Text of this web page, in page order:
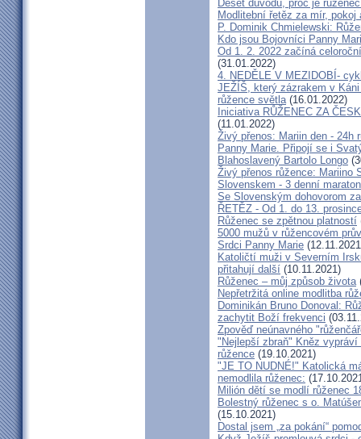
Deset důvodů, proč je
Modlitební řetěz za mír, pokoj
P. Dominik Chmielewski:
Kdo jsou Bojovníci Panny
Od 1. 2. 2022 začíná
(31.01.2022)
4. NEDĚLE V MEZIDOBÍ-
JEŽÍŠ, který zázrakem v
růžence světla(16.01.2022)
Iniciativa RŮŽENEC ZA
(11.01.2022)
Živý přenos: Mariin den - 24h
Panny Marie. Připojí se i
Blahoslavený Bartolo Longo
Živý přenos růžence: Mariino
Slovenskem - 3 denní
Se Slovenským dohovorom
ŘETĚZ - Od 1. do 13.
Růženec se zpětnou platností
5000 mužů v růžencovém
Srdci Panny Marie
Katoličtí muži v Severním
přitahují další (10.11.2021)
Růženec – můj způsob života
Nepřetržitá online modlitba
Dominikán Bruno Donoval:
zachytit Boží frekvenci
Zpověď neúnavného
"Nejlepší zbraň" Kněz
růžence (19.10.2021)
"JE TO NUDNÉ!" Katolická
nemodlila růženec:
Milión dětí se modlí růženec
Bolestný růženec s o.
(15.10.2021)
Dostal jsem „za pokání“